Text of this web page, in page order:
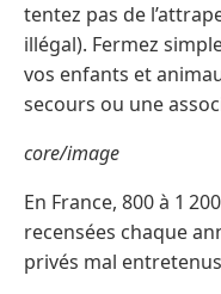
tentez pas de
illégal). Fermez
vos enfants et
secours ou une
core/image
En France, 800 à 1
recensées chaque
privés mal